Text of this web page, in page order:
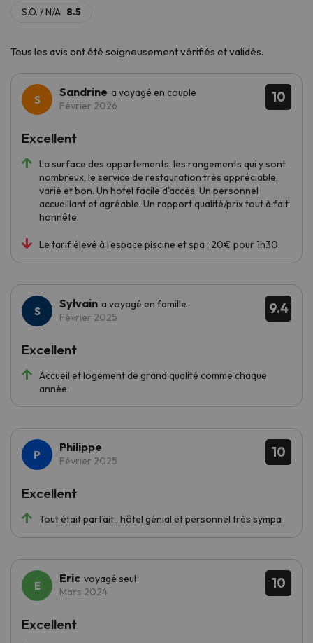
Tous les avis ont été soigneusement vérifiés et validés.
10
Sandrine a voyagé en couple
Février 2026
La surface des appartements, les rangements qui y sont
nombreux, le service de restauration très appréciable,
varié et bon. Un hotel facile d'accès. Un personnel
accueillant et agréable. Un rapport qualité/prix tout à fait
honnête.
Le tarif élevé à l'espace piscine et spa : 20€ pour 1h30.
Excellent
9.4
Sylvain a voyagé en famille
Février 2025
Accueil et logement de grand qualité comme chaque
année.
Excellent
10
Philippe
Février 2025
Tout était parfait , hôtel génial et personnel très sympa
Excellent
10
Eric voyagé seul
Mars 2024
Excellent